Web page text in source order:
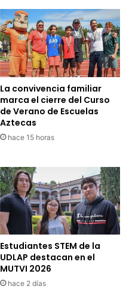
La convivencia familiar
marca el cierre del Curso
de Verano de Escuelas
Aztecas
hace 15 horas
Estudiantes STEM de la
UDLAP destacan en el
MUTVI 2026
hace 2 días